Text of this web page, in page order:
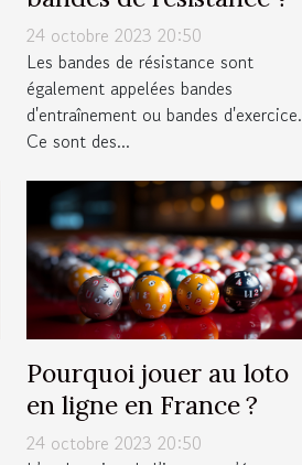
24 octobre 2023 20:50
Les bandes de résistance sont
également appelées bandes
d'entraînement ou bandes d'exercice.
Ce sont des...
Pourquoi jouer au loto
en ligne en France ?
24 octobre 2023 20:50